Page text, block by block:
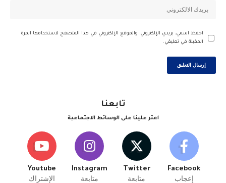
احفظ اسمي، بريدي الإلكتروني، والموقع الإلكتروني في هذا المتصفح لاستخدامها المرة
المقبلة في تعليقي.
تابعنا
اعثر علينا على الوسائط الاجتماعية
Facebook
إعجاب
Twitter
متابعة
Instagram
متابعة
Youtube
الإشتراك